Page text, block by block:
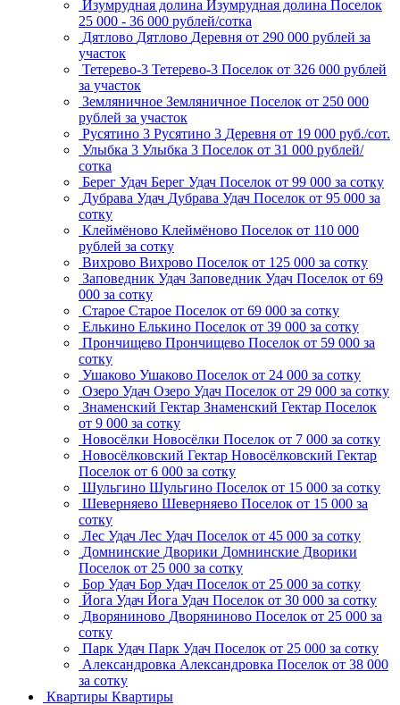
Изумрудная долина Изумрудная долина Поселок
25 000 - 36 000 рублей/сотка
Дятлово Дятлово Деревня от 290 000 рублей за
участок
Тетерево-3 Тетерево-3 Поселок от 326 000 рублей
за участок
Земляничное Земляничное Поселок от 250 000
рублей за участок
Русятино 3 Русятино 3 Деревня от 19 000 руб./сот.
Улыбка 3 Улыбка 3 Поселок от 31 000 рублей/
сотка
Берег Удач Берег Удач Поселок от 99 000 за сотку
Дубрава Удач Дубрава Удач Поселок от 95 000 за
сотку
Клеймёново Клеймёново Поселок от 110 000
рублей за сотку
Вихрово Вихрово Поселок от 125 000 за сотку
Заповедник Удач Заповедник Удач Поселок от 69
000 за сотку
Старое Старое Поселок от 69 000 за сотку
Елькино Елькино Поселок от 39 000 за сотку
Прончищево Прончищево Поселок от 59 000 за
сотку
Ушаково Ушаково Поселок от 24 000 за сотку
Озеро Удач Озеро Удач Поселок от 29 000 за сотку
Знаменский Гектар Знаменский Гектар Поселок
от 9 000 за сотку
Новосёлки Новосёлки Поселок от 7 000 за сотку
Новосёлковский Гектар Новосёлковский Гектар
Поселок от 6 000 за сотку
Шульгино Шульгино Поселок от 15 000 за сотку
Шеверняево Шеверняево Поселок от 15 000 за
сотку
Лес Удач Лес Удач Поселок от 45 000 за сотку
Домнинские Дворики Домнинские Дворики
Поселок от 25 000 за сотку
Бор Удач Бор Удач Поселок от 25 000 за сотку
Йога Удач Йога Удач Поселок от 30 000 за сотку
Дворяниново Дворяниново Поселок от 25 000 за
сотку
Парк Удач Парк Удач Поселок от 25 000 за сотку
Александровка Александровка Поселок от 38 000
за сотку
Квартиры Квартиры